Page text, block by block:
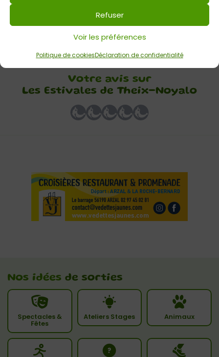
Refuser
Voir les préférences
Politique de cookiesDéclaration de confidentialité
⇒ Autres événements de l’été à Theix-Noyalo ICI
Votre avis sur
Les Estivales de Theix-Noyalo
Nos idées de sorties
Spectacles &
Fêtes
Ateliers Stages Animaux